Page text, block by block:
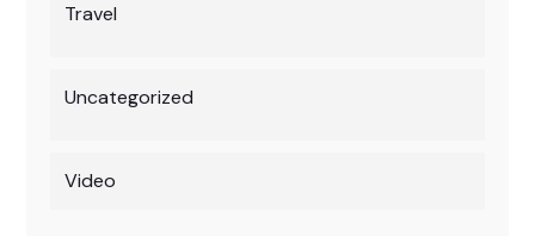
Travel
Uncategorized
Video